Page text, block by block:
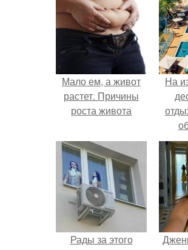
Мало ем, а живот
растет. Причины
роста живота
На
Рады за этого